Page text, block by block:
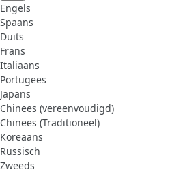
Engels
Spaans
Duits
Frans
Italiaans
Portugees
Japans
Chinees (vereenvoudigd)
Chinees (Traditioneel)
Koreaans
Russisch
Zweeds